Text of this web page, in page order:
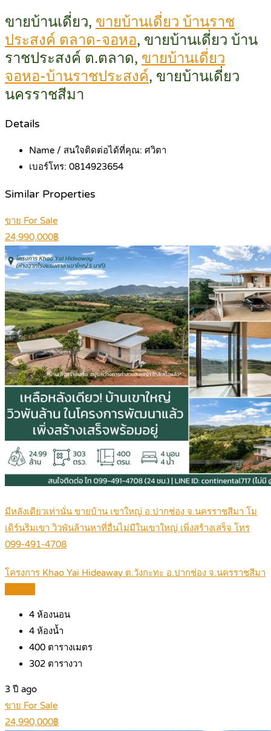
ขายบ้านเดี่ยว, ขายบ้านเดี่ยว บ้านราช
ประสงค์ ตลาด-จอหอ, ขายบ้านเดี่ยว บ้าน
ราชประสงค์ ต.ตลาด, ขายบ้านเดี่ยว
จอหอ-บ้านราชประสงค์, ขายบ้านเดี่ยว
นครราชสีมา
Details
Name / สนใจติดต่อได้ที่คุณ: ศวิตา
เบอร์โทร: 0814923654
Similar Properties
ขาย For Sale
24,990,000฿
มีหลังเดียวเท่านั่น ขายบ้าน เขาใหญ่ อ.ปากช่อง จ.นครราชสีมา โม
เดิร์นริมเขา วิวพันล้านหาที่อื่นไม่มีในเขาใหญ่ เพิ่งสร้างเสร็จ โทร
099-491-4708
โครงการ Khao Yai Hideaway ต.วังกะทะ อ.ปากช่อง จ.นครราชสีมา
4 ห้องนอน
4 ห้องน้ำ
400 ตารางเมตร
302 ตารางวา
3 ปี ago
ขาย For Sale
24,990,000฿